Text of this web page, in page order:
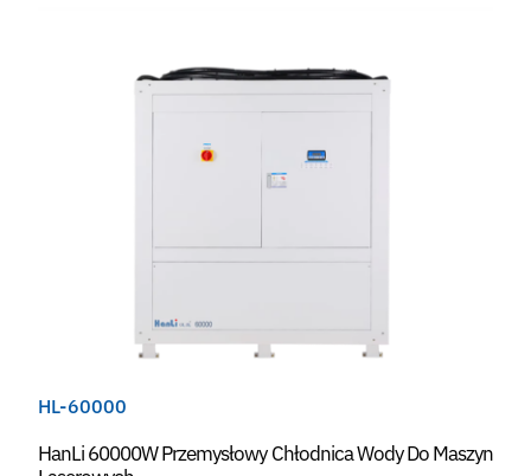
HL-60000
HanLi 60000W Przemysłowy Chłodnica Wody Do Maszyn